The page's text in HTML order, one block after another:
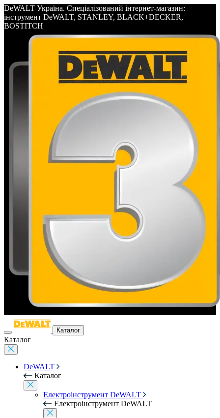
DeWALT Україна. Спеціалізований інтернет-магазин:
інструмент DeWALT, STANLEY, BLACK+DECKER,
BOSTITCH
Каталог
Каталог
DeWALT
Каталог
Електроінструмент DeWALT
Електроінструмент DeWALT